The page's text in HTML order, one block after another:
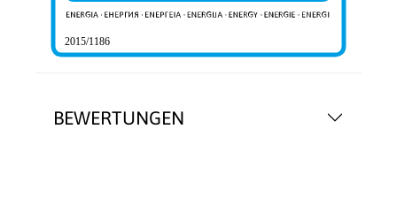
BEWERTUNGEN
2015/1186